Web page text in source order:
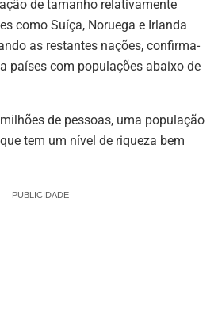
de tamanho relativamente
como Suíça, Noruega e Irlanda
as restantes nações, confirma-
países com populações abaixo de
de pessoas, uma população
tem um nível de riqueza bem
PUBLICIDADE